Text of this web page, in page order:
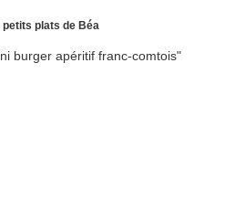
plats de Béa